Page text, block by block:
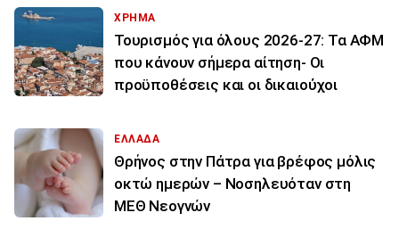
ΧΡΗΜΑ
Τουρισμός για όλους 2026-27: Τα ΑΦΜ
που κάνουν σήμερα αίτηση- Οι
προϋποθέσεις και οι δικαιούχοι
ΕΛΛΑΔΑ
Θρήνος στην Πάτρα για βρέφος μόλις
οκτώ ημερών – Νοσηλευόταν στη
ΜΕΘ Νεογνών